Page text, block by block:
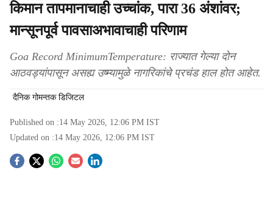
किमान तापमानाचाही उच्चांक, पारा 36 अंशांवर;
मान्सूनपूर्व पावसाअभावाचाही परिणाम
Goa Record MinimumTemperature: राज्यात गेल्या दोन
आठवड्यांपासून असह्य उष्म्यामुळे नागरिकांचे प्रचंड हाल होत आहेत.
दैनिक गोमन्तक डिजिटल
Published on :14 May 2026, 12:06 PM IST
Updated on :14 May 2026, 12:06 PM IST
S